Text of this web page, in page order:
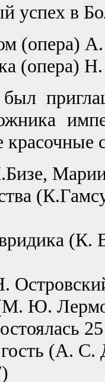
успех в
(опера)
(опера)
красочные
(К.
Ю.
(А. С.